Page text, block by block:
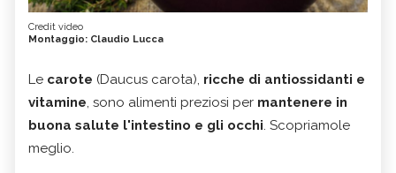
Credit video
Montaggio: Claudio Lucca
Le carote (Daucus carota), ricche di antiossidanti e
vitamine, sono alimenti preziosi per mantenere in
buona salute l'intestino e gli occhi. Scopriamole
meglio.